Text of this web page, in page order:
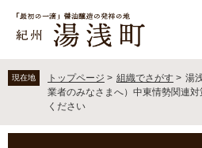
の
先
す
ー
を
し
現在地 トップページ > 組織でさがす > 湯
業者のみなさまへ）中東情勢関連
ください